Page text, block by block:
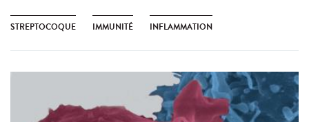
STREPTOCOQUE IMMUNITÉ INFLAMMATION